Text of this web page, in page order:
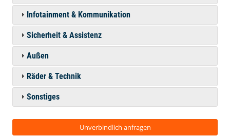
Infotainment & Kommunikation
Sicherheit & Assistenz
Außen
Räder & Technik
Sonstiges
Unverbindlich anfragen